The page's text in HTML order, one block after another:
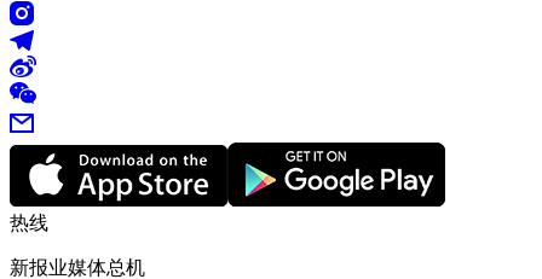
热线
新报业媒体总机